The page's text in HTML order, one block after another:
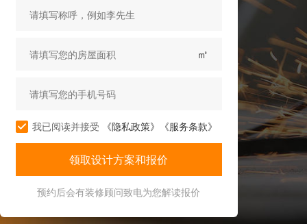
㎡
我已阅读并接受 《隐私政策》 《服务条款》
预约后会有装修顾问致电为您解读报价